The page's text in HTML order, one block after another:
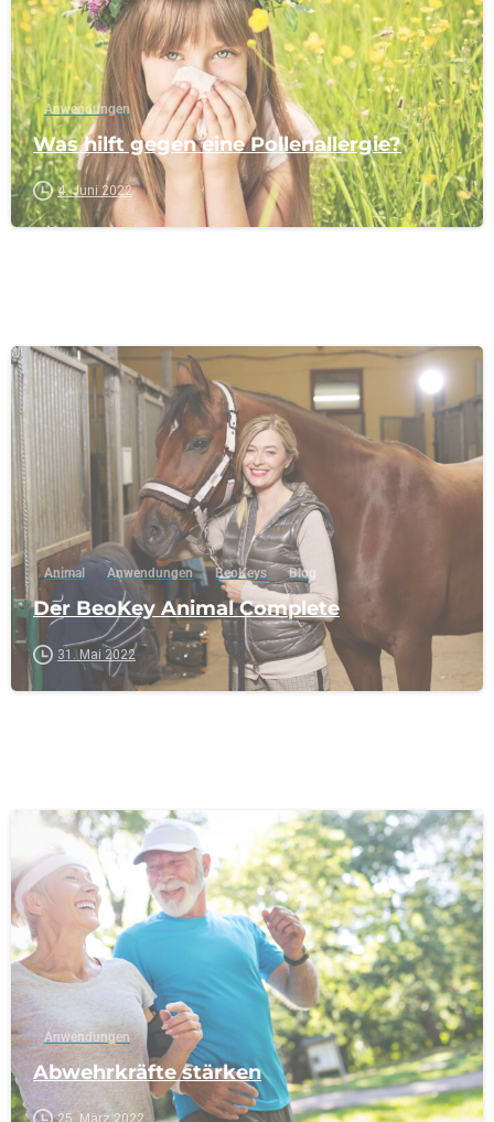
Anwendungen
Was hilft gegen eine Pollenallergie?
4. Juni 2022
Animal Anwendungen BeoKeys Blog
Der BeoKey Animal Complete
31. Mai 2022
-
Anwendungen
Abwehrkräfte stärken
25. März 2022